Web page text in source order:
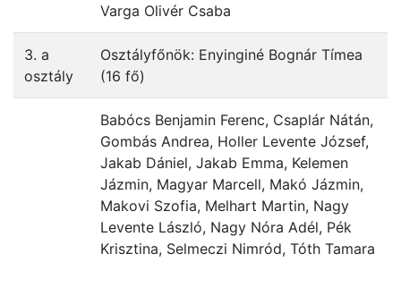
Varga Olivér Csaba
3. a
osztály
Osztályfőnök: Enyinginé Bognár Tímea
(16 fő)
Babócs Benjamin Ferenc, Csaplár Nátán,
Gombás Andrea, Holler Levente József,
Jakab Dániel, Jakab Emma, Kelemen
Jázmin, Magyar Marcell, Makó Jázmin,
Makovi Szofia, Melhart Martin, Nagy
Levente László, Nagy Nóra Adél, Pék
Krisztina, Selmeczi Nimród, Tóth Tamara